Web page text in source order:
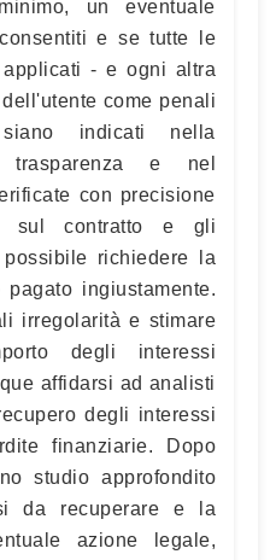
un eventuale
e se tutte le
- e ogni altra
come penali
indicati nella
trasparenza e nel
con precisione
sul contratto e gli
richiedere la
ingiustamente.
irregolarità e stimare
degli interessi
affidarsi ad analisti
degli interessi
finanziarie. Dopo
studio approfondito
da recuperare e la
azione legale,